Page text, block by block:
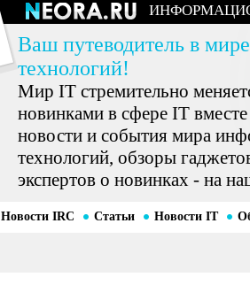
Ваш путеводитель в
технологий!
Мир IT стремительно
новинками в сфере IT
новости и события мира
технологий, обзоры
экспертов о новинках - на
Новости IRC Статьи Новости IT